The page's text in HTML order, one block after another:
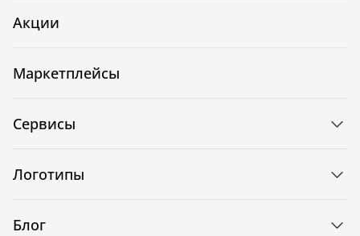
Акции
Маркетплейсы
Сервисы
Логотипы
Блог